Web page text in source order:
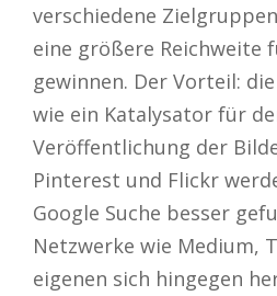
verschiedene
eine größere Reichweite
gewinnen. Der Vorteil:
wie ein Katalysator für
Veröffentlichung der
Pinterest und Flickr
Google Suche besser
Netzwerke wie Medium,
eigenen sich hingegen